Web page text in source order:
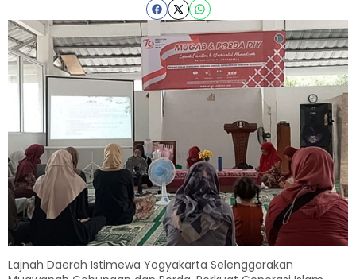
Lajnah Daerah Istimewa Yogyakarta Selenggarakan